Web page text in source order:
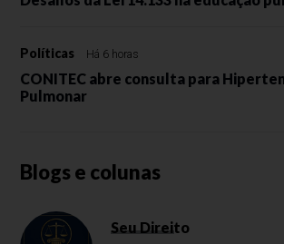
Políticas Há 6 horas
CONITEC abre consulta para
Pulmonar
Blogs e colunas
Seu Direito